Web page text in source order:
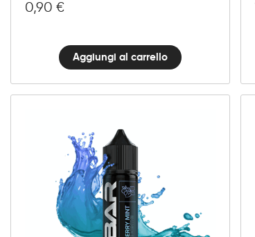
0,90 €
Aggiungi al carrello